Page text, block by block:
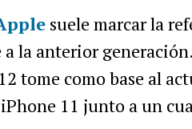
suele marcar la
la anterior
tome como base al
11 junto a un